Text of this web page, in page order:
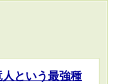
という最強種